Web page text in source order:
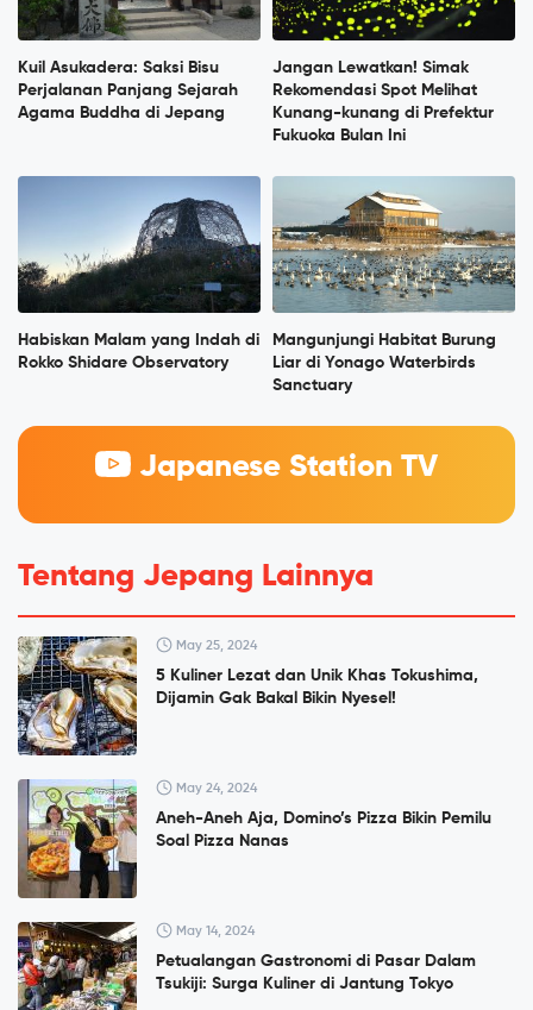
Kuil Asukadera: Saksi Bisu
Perjalanan Panjang Sejarah
Agama Buddha di Jepang
Jangan Lewatkan! Simak
Rekomendasi Spot Melihat
Kunang-kunang di Prefektur
Fukuoka Bulan Ini
Habiskan Malam yang Indah di
Rokko Shidare Observatory
Mangunjungi Habitat Burung
Liar di Yonago Waterbirds
Sanctuary
Japanese Station TV
Tentang Jepang Lainnya
May 25, 2024
5 Kuliner Lezat dan Unik Khas Tokushima,
Dijamin Gak Bakal Bikin Nyesel!
May 24, 2024
Aneh-Aneh Aja, Domino’s Pizza Bikin Pemilu
Soal Pizza Nanas
May 14, 2024
Petualangan Gastronomi di Pasar Dalam
Tsukiji: Surga Kuliner di Jantung Tokyo